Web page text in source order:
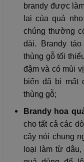
brandy được
lại của quả
chúng thường
dài. Brandy
thùng gỗ tối
đậm và có mùi
biến đã bị mất
thùng gỗ;
Brandy hoa
cho tất cả các
cây nói chung
loại làm từ